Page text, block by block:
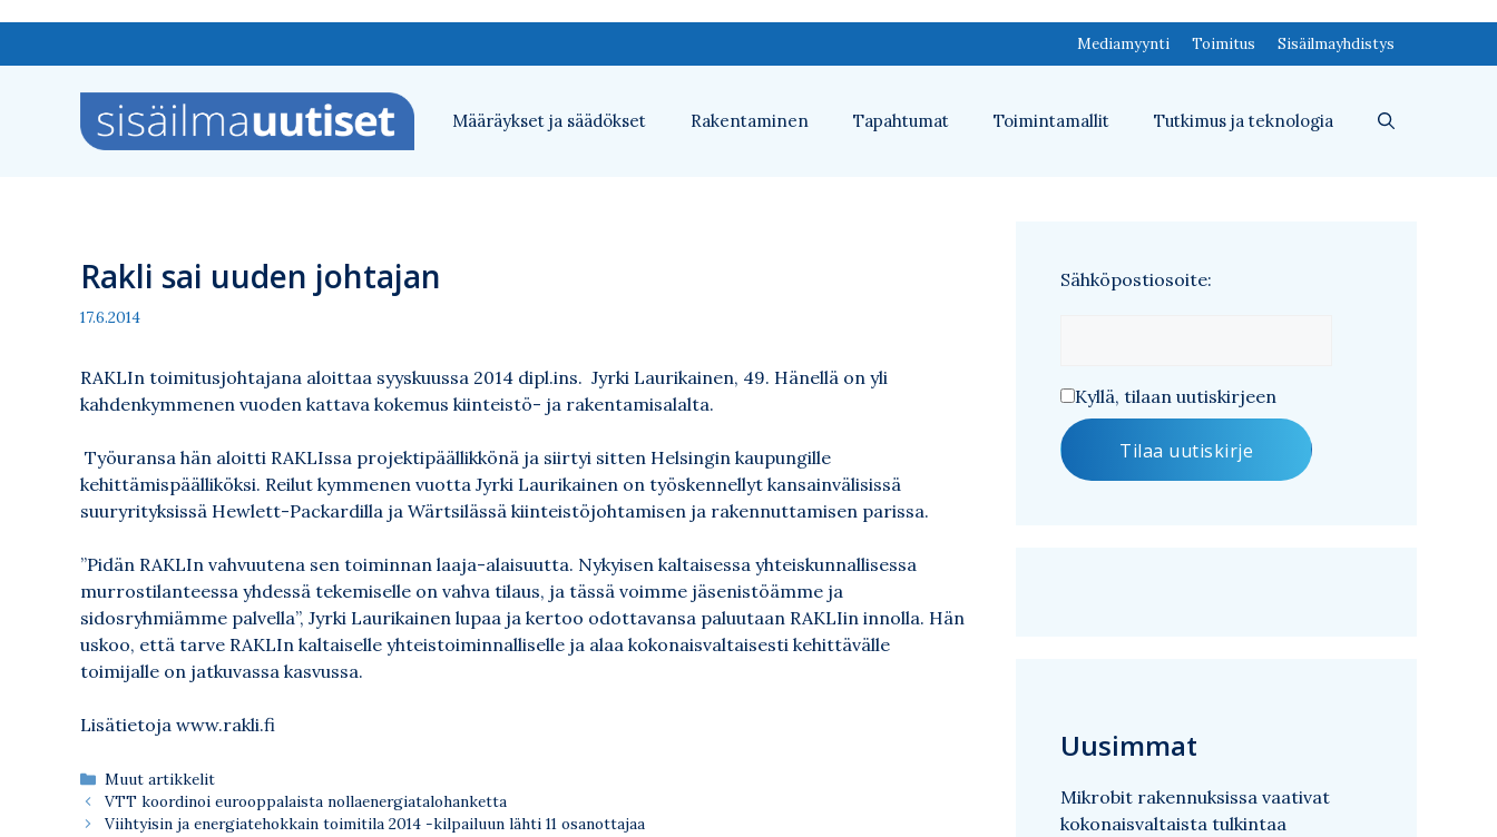
sisältöön
Mediamyynti Toimitus Sisäilmayhdistys
Määräykset ja säädökset Rakentaminen Tapahtumat Toimintamallit Tutkimus ja teknologia
Rakli sai uuden johtajan
17.6.2014
RAKLIn toimitusjohtajana aloittaa syyskuussa 2014 dipl.ins. Jyrki Laurikainen, 49. Hänellä on yli
kahdenkymmenen vuoden kattava kokemus kiinteistö- ja rakentamisalalta.
Työuransa hän aloitti RAKLIssa projektipäällikkönä ja siirtyi sitten Helsingin kaupungille
kehittämispäälliköksi. Reilut kymmenen vuotta Jyrki Laurikainen on työskennellyt kansainvälisissä
suuryrityksissä Hewlett-Packardilla ja Wärtsilässä kiinteistöjohtamisen ja rakennuttamisen parissa.
”Pidän RAKLIn vahvuutena sen toiminnan laaja-alaisuutta. Nykyisen kaltaisessa yhteiskunnallisessa
murrostilanteessa yhdessä tekemiselle on vahva tilaus, ja tässä voimme jäsenistöämme ja
sidosryhmiämme palvella”, Jyrki Laurikainen lupaa ja kertoo odottavansa paluutaan RAKLIin innolla. Hän
uskoo, että tarve RAKLIn kaltaiselle yhteistoiminnalliselle ja alaa kokonaisvaltaisesti kehittävälle
toimijalle on jatkuvassa kasvussa.
Lisätietoja www.rakli.fi
Kategoriat
Muut artikkelit
VTT koordinoi eurooppalaista nollaenergiatalohanketta
Viihtyisin ja energiatehokkain toimitila 2014 -kilpailuun lähti 11 osanottajaa
Sähköpostiosoite:
Kyllä, tilaan uutiskirjeen
Uusimmat
Mikrobit rakennuksissa vaativat
kokonaisvaltaista tulkintaa